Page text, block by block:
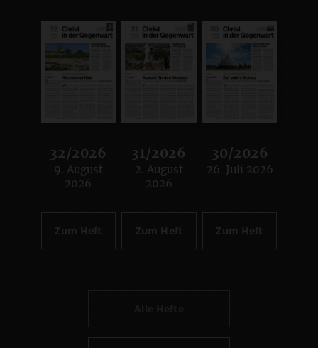
32/2026
:
9. August
2026
Zum Heft
31/2026
:
2. August
2026
Zum Heft
30/2026
:
26. Juli 2026
Zum Heft